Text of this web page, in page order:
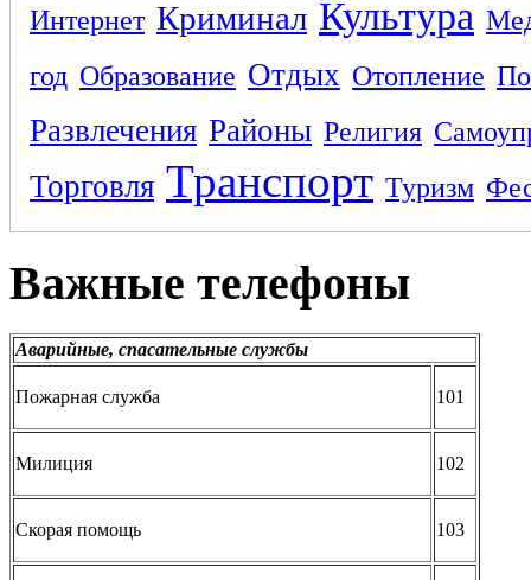
Интернет Криминал Культура
год Образование Отдых Отопление
Развлечения Районы Религия
Торговля Транспорт Туризм
Важные телефоны
Аварийные, спасательные службы
Пожарная служба 101
Милиция 102
Скорая помощь 103